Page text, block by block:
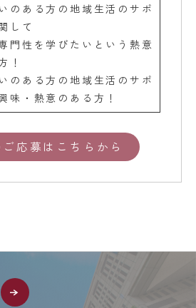
のある方の地域生活のサポ
して
門性を学びたいという熱意
！
のある方の地域生活のサポ
味・熱意のある方！
応募はこちらから